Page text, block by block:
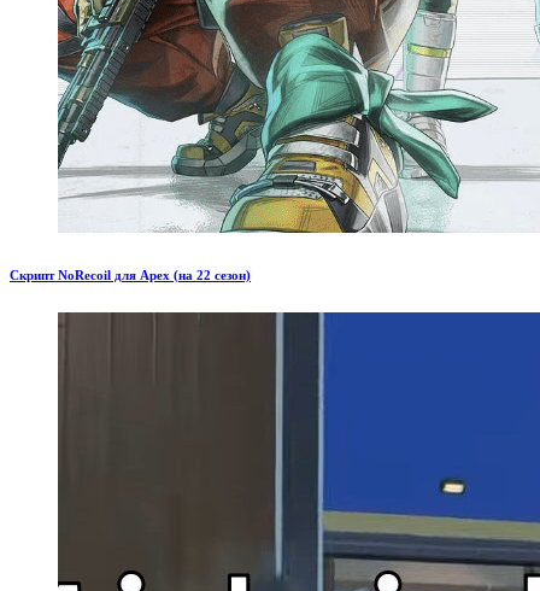
Скрипт NoRecoil для Apex (на 22 сезон)